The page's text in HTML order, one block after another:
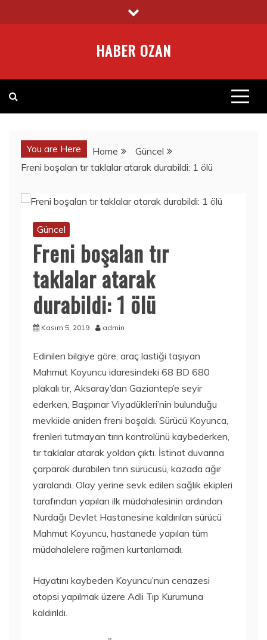
to
HABER OZAN
You are Here Home
Güncel
Freni boşalan tır taklalar atarak durabildi: 1 ölü
Güncel
Freni boşalan tır
taklalar atarak
durabildi: 1 ölü
Kasım 5, 2019 admin
Edinilen bilgiye göre, araç lastiği taşıyan
Mahmut Koyuncu idaresindeki 68 BD 680
plakalı tır, Aksaray’dan Gaziantep’e seyir
ederken, Başpınar Viyadükleri’nin bulunduğu
mevkiide aniden freni boşaldı. Sürücü Koyunca,
frenleri tutmayan tırın kontrolünü kaybederken,
tır taklalar atarak yoldan çıktı. İstinat duvarına
çarparak durabilen tırın sürücüsü, kazada ağır
yaralandı. Olay yerine sevk edilen sağlık ekipleri
tarafından yapılan ilk müdahalesinin ardından
Nurdağı Devlet Hastanesine kaldırılan sürücü
Mahmut Koyuncu, hastanede yapılan tüm
müdahalelere rağmen kurtarılamadı.
Hayatını kaybeden Koyuncu’nun cenazesi
otopsi yapılmak üzere Adli Tıp Kurumuna
kaldırıldı.